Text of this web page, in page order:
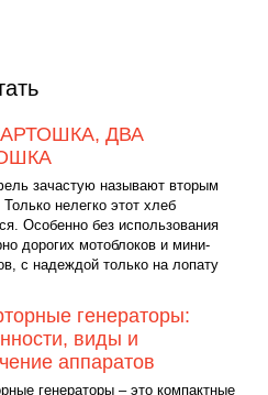
ДВА
зачастую называют вторым
нелегко этот хлеб
Особенно без использования
дорогих мотоблоков и мини-
с надеждой только на лопату
генераторы:
виды и
аппаратов
генераторы – это компактные